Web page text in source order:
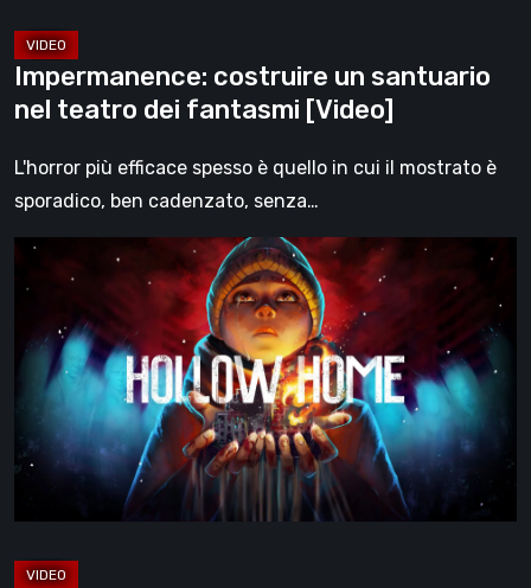
Impermanence: costruire un santuario
nel teatro dei fantasmi [Video]
L'horror più efficace spesso è quello in cui il mostrato è
sporadico, ben cadenzato, senza…
Hollow
Home
Anteprima:
l’ultimo
giorno
normale